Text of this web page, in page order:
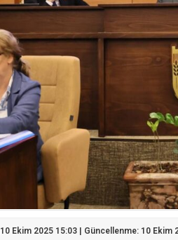
10 Ekim 2025 15:03 | Güncellenme: 10 Ekim